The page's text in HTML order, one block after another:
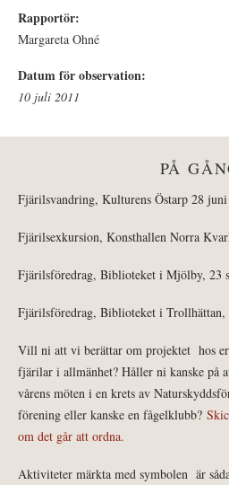
Rapportör:
Margareta Ohné
Datum för observation:
10 juli 2011
PÅ
Fjärilsvandring, Kulturens Östarp 28 juni
Fjärilsexkursion, Konsthallen Norra
Fjärilsföredrag, Biblioteket i Mjölby, 23
Fjärilsföredrag, Biblioteket i Trollhättan,
Vill ni att vi berättar om projektet hos
fjärilar i allmänhet? Håller ni kanske på
vårens möten i en krets av
förening eller kanske en fågelklubb?
om det går att ordna.
Aktiviteter märkta med symbolen är